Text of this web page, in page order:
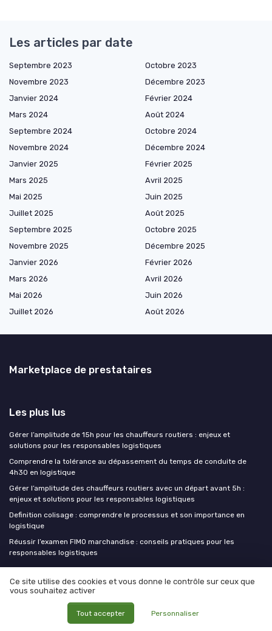
Les articles par date
Septembre 2023
Octobre 2023
Novembre 2023
Décembre 2023
Janvier 2024
Février 2024
Mars 2024
Août 2024
Septembre 2024
Octobre 2024
Novembre 2024
Décembre 2024
Janvier 2025
Février 2025
Mars 2025
Avril 2025
Mai 2025
Juin 2025
Juillet 2025
Août 2025
Septembre 2025
Octobre 2025
Novembre 2025
Décembre 2025
Janvier 2026
Février 2026
Mars 2026
Avril 2026
Mai 2026
Juin 2026
Juillet 2026
Août 2026
Marketplace de prestataires
Les plus lus
Gérer l’amplitude de 15h pour les chauffeurs routiers : enjeux et
solutions pour les responsables logistiques
Comprendre la tolérance au dépassement du temps de conduite de
4h30 en logistique
Gérer l’amplitude des chauffeurs routiers avec un départ avant 5h :
enjeux et solutions pour les responsables logistiques
Definition colisage : comprendre le processus et son importance en
logistique
Réussir l’examen FIMO marchandise : conseils pratiques pour les
responsables logistiques
Les derniers articles
Vie ma vie de Chief Logistic Officer : jung logistique condi service
comme art de vivre opérationnel
Ce site utilise des cookies et vous donne le contrôle sur ceux que
vous souhaitez activer
Tout accepter Personnaliser